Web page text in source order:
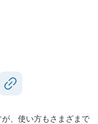
、使い方もさまざまで